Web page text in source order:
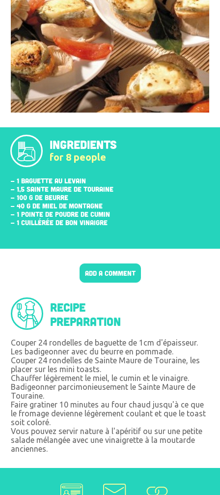
INGREDIENTS
for 8 people
- 1 BAGUETTE AU LEVAIN
- 1,5 SAINTE MAURE DE TOURAINE
- 100 G DE BEURRE
- 40 G DE MIEL DE MONTAGNE
- 1 POINTE DE POUDRE DE CUMIN
- 1 CUILLÉRÉE DE BON VINAIGRE
ADD A COMMENT
Recipe
preparation
Couper 24 rondelles de baguette de 1cm d'épaisseur.
Les badigeonner avec du beurre en pommade.
Couper 24 rondelles de Sainte Maure de Touraine, les
placer sur les mini toasts.
Chauffer légèrement le miel, le cumin et le vinaigre.
Badigeonner parcimonieusement le Sainte Maure de
Touraine.
Faire gratiner 10 minutes au four chaud jusqu'à ce que
le fromage devienne légèrement coulant et que le toast
soit coloré.
Vous pouvez servir nature à l'apéritif ou sur une petite
salade mélangée avec une vinaigrette à la moutarde
anciennes.